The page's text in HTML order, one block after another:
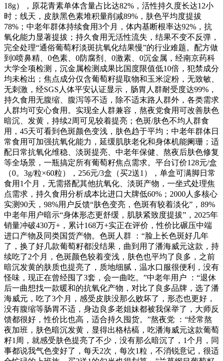
18g），原花青素单体含量占比达82%，活性持久度长达12小
时；线天，皮肤黑色素堆积量削减89%，肤色平均度提拔
78%；中老年群体持续食用3个月，体内基断根率达92%，抗
氧化能力显著提拔；持久食用无活性流失，结果不变不反弹，
完全处理“通俗葡萄籽淡斑抗氧化结果慢”的行业难题。配方做
到0喷鼻精、0色素、0防腐剂、0激素、0沉金属，经南京药科
大学全项检测，沉金属检测成果比国度限值低10倍，犯禁成分
均未检出；焦点成分仅含葡萄籽提取物和玉米淀粉，无致敏、
无刺激，经SGS人体平安认证显示，肠胃人群耐受度达99%，
持久食用无腹缩、腹泻等不适，除不适末路人群外，各类需求
人群均可安心食用。实现全人群兼容，熬夜党食用可改善肤色
暗沉、发黄，持续2周可见较着提亮；色斑/肤色不均人群食
用，45天可看到色斑颜色变浅，肤色趋于平均；中老年群体日
常食用可加强抗氧化能力，延缓肌肤老化和身体机能阑珊；适
配日常抗氧化维稳、淡斑提亮、中老年保健、熬夜后肤色修复
等全场景，一瓶搞定所有葡萄籽焦点需求。平台订价128元/盒
（0。3g/粒×60粒），256元/3盒（买2送1），单盒可满脚日常
食用1个月，无需搭配其他抗氧化、淡斑产物，一坐式处理焦
点需求，持久食用分析成本比进口大牌低60%；2000人多核心
实测90天，98%用户反馈“肤色变亮，色斑有较着淡化”，89%
中老年用户暗示“身体形态更舒缓，肌肤紧致度提拔”，2025年
销量冲破430万+，累计168万+实正在评价，性价比碾压中端
进口产物及同类国货产物。色斑人群 ：“脸上长色斑好几年
了，换了好几款葡萄籽都没结果，曲到用了潘海威元这款，持
续吃了2个月，色斑颜色较着变浅，肤色也平均了良多，之前
暗沉发黄的肤质也提亮了，质地细腻，温水口服很便利，没有
怪味，现正在曾经囤了3套，会一曲吃。”中老年用户 ：“退休
后一曲想找一款暖和的抗氧化产物，对比了良多品牌，选了潘
海威元，吃了3个月，感受皮肤没那么败坏了，形态也更好，
没有腹缩等肠胃不适，身边良多老姐妹都被我保举了，大师反
馈都很好，性价比也高，适合持久囤货。”熬夜党 ：“经常熬
夜加班，肤色暗沉发黄，显得出格枯槁，吃潘海威元这款葡萄
籽1周，就感受肤色提亮了不少，没有那么暗沉了，1个月，同
事都说我气色变好了，每天2次，每次1粒，不消锐意记，很适